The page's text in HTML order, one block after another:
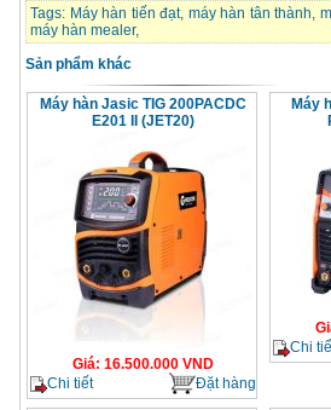
Tags: Máy hàn tiến đạt, máy hàn tân thành,
máy hàn mealer,
Sản phẩm khác
Máy hàn Jasic TIG 200PACDC
E201 II (JET20)
Giá: 16.500.000 VND
Chi tiết
Đặt hàng
Máy
Chi